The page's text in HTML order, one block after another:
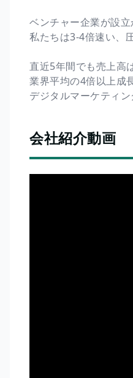
ベンチャー企業が設
私たちは3-4倍速い、
直近5年間でも売上高
業界平均の4倍以上成
デジタルマーケティン
会社紹介動画